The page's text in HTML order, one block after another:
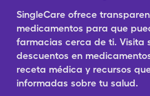
SingleCare ofrece
medicamentos para que
farmacias cerca de ti. Visita
descuentos en
receta médica y recursos
informadas sobre tu salud.